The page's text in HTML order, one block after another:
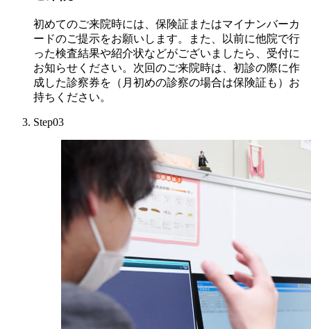
初めてのご来院時には、保険証またはマイナンバーカ
ードのご提示をお願いします。また、以前に他院で行
った検査結果や紹介状などがございましたら、受付に
お知らせください。次回のご来院時は、初診の際に作
成した診察券を（月初めの診察の場合は保険証も）お
持ちください。
Step03